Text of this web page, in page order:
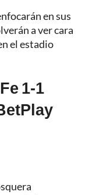
en sus
a ver cara
el estadio
1-1